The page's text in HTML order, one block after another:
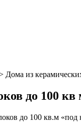
Дома из
до 100 кв
до 100 кв.м